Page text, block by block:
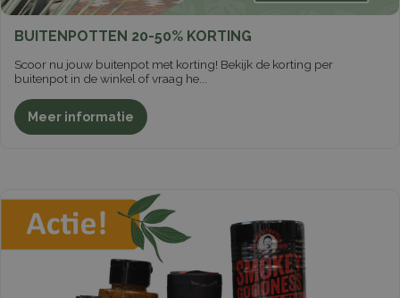
BUITENPOTTEN 20-50% KORTING
Scoor nu jouw buitenpot met korting! Bekijk de korting per
buitenpot in de winkel of vraag he
Meer informatie